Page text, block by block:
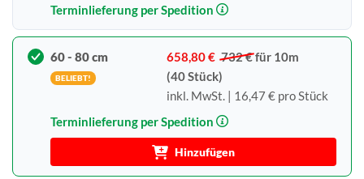
Terminlieferung per Spedition
60 - 80 cm
BELIEBT!
658,80 € 732 €für 10m
(40 Stück)
inkl. MwSt. | 16,47 € pro Stück
Terminlieferung per Spedition
Hinzufügen